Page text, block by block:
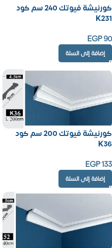
كورنيشة فيوتك 240 سم كود
K231
EGP90
إضافة إلى السلة
كورنيشة فيوتك 200 سم كود
K36
EGP133
إضافة إلى السلة